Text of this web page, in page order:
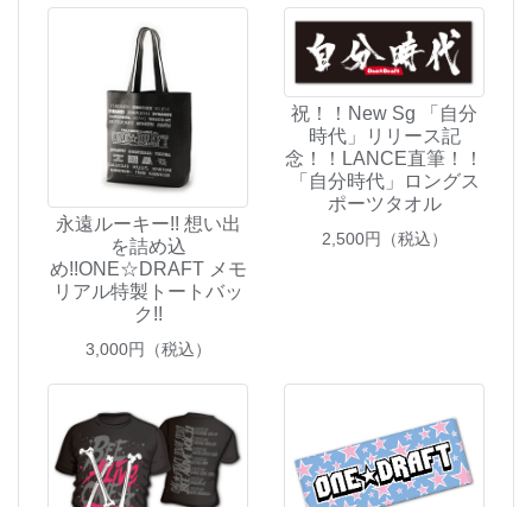
永遠ルーキー!! 想い出
を詰め込
め!!ONE☆DRAFT メモ
リアル特製トートバッ
ク!!
3,000円（税込）
祝！！New Sg 「自分
時代」リリース記
念！！LANCE直筆！！
「自分時代」ロングス
ポーツタオル
2,500円（税込）